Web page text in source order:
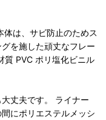
は、サビ防止のためス
を施した頑丈なフレー
質 PVC ポリ塩化ビニル
丈夫です。 ライナー
にポリエステルメッシ